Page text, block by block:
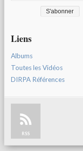
Liens
Albums
Toutes les Vidéos
DIRPA Références
RSS